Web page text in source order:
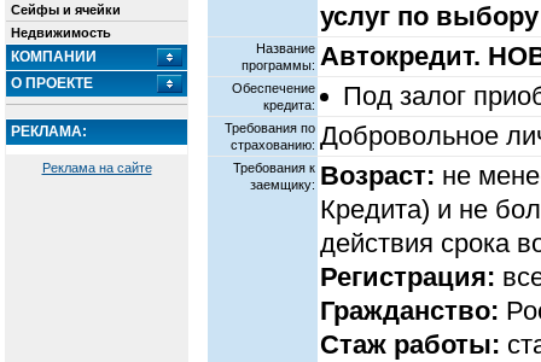
Сейфы и ячейки
Недвижимость
КОМПАНИИ
О ПРОЕКТЕ
РЕКЛАМА:
Реклама на сайте
услуг по
Название
программы: Автокредит.
Обеспечение
кредита:
Под залог
Требования по
страхованию: Добровольное
Требования к
заемщику: Возраст: не
Кредита) и не
действия срока
Регистрация:
Гражданство:
Стаж работы: